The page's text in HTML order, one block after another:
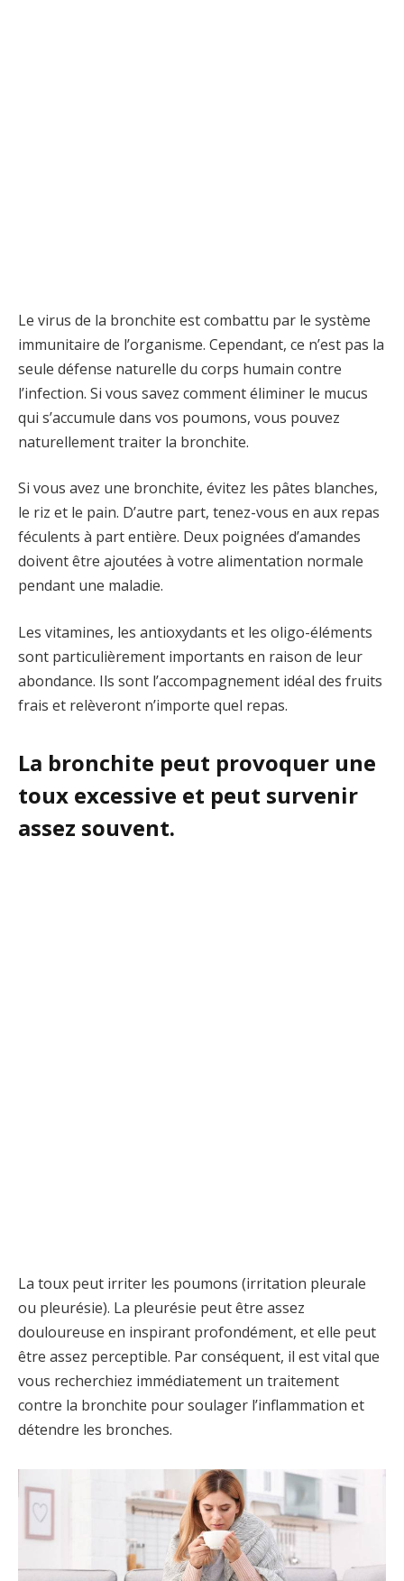
Le virus de la bronchite est combattu par le système
immunitaire de l’organisme. Cependant, ce n’est pas la
seule défense naturelle du corps humain contre
l’infection. Si vous savez comment éliminer le mucus
qui s’accumule dans vos poumons, vous pouvez
naturellement traiter la bronchite.
Si vous avez une bronchite, évitez les pâtes blanches,
le riz et le pain. D’autre part, tenez-vous en aux repas
féculents à part entière. Deux poignées d’amandes
doivent être ajoutées à votre alimentation normale
pendant une maladie.
Les vitamines, les antioxydants et les oligo-éléments
sont particulièrement importants en raison de leur
abondance. Ils sont l’accompagnement idéal des fruits
frais et relèveront n’importe quel repas.
La bronchite peut provoquer une
toux excessive et peut survenir
assez souvent.
La toux peut irriter les poumons (irritation pleurale
ou pleurésie). La pleurésie peut être assez
douloureuse en inspirant profondément, et elle peut
être assez perceptible. Par conséquent, il est vital que
vous recherchiez immédiatement un traitement
contre la bronchite pour soulager l’inflammation et
détendre les bronches.